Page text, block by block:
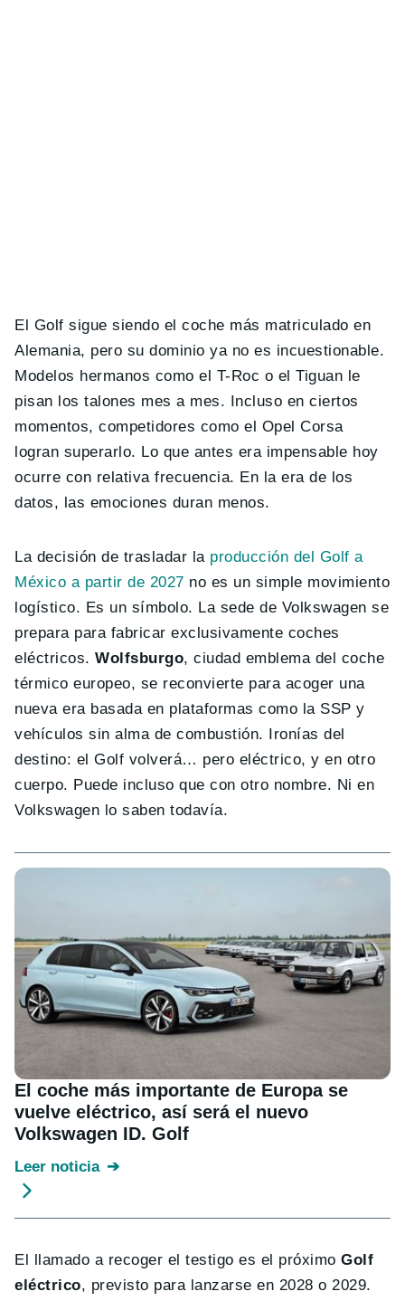
El Golf sigue siendo el coche más matriculado en
Alemania, pero su dominio ya no es incuestionable.
Modelos hermanos como el T-Roc o el Tiguan le
pisan los talones mes a mes. Incluso en ciertos
momentos, competidores como el Opel Corsa
logran superarlo. Lo que antes era impensable hoy
ocurre con relativa frecuencia. En la era de los
datos, las emociones duran menos.
La decisión de trasladar la producción del Golf a
México a partir de 2027 no es un simple movimiento
logístico. Es un símbolo. La sede de Volkswagen se
prepara para fabricar exclusivamente coches
eléctricos.Wolfsburgo, ciudad emblema del coche
térmico europeo, se reconvierte para acoger una
nueva era basada en plataformas como la SSP y
vehículos sin alma de combustión. Ironías del
destino: el Golf volverá… pero eléctrico, y en otro
cuerpo. Puede incluso que con otro nombre. Ni en
Volkswagen lo saben todavía.
El coche más importante de Europa se
vuelve eléctrico, así será el nuevo
Volkswagen ID. Golf
Leer noticia
El llamado a recoger el testigo es el próximoGolf
eléctrico, previsto para lanzarse en 2028 o 2029.